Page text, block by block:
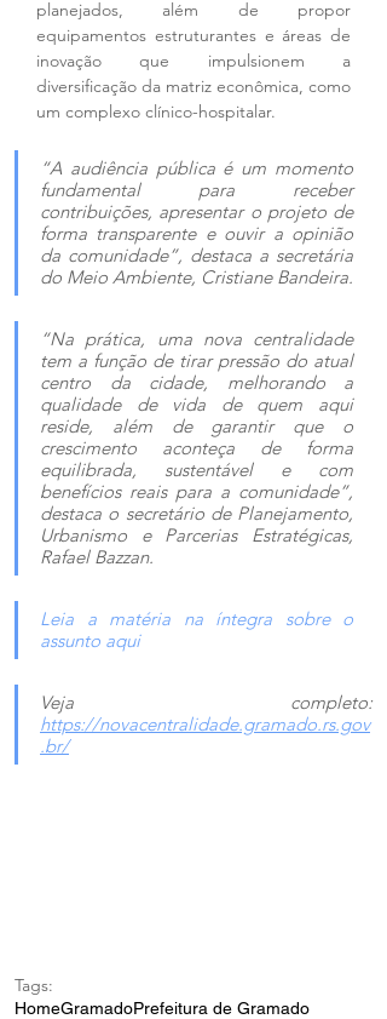
planejados, além de propor
equipamentos estruturantes e áreas de
inovação que impulsionem a
diversificação da matriz econômica, como
um complexo clínico-hospitalar.
“A audiência pública é um momento
fundamental para receber
contribuições, apresentar o projeto de
forma transparente e ouvir a opinião
da comunidade”, destaca a secretária
do Meio Ambiente, Cristiane Bandeira.
“Na prática, uma nova centralidade
tem a função de tirar pressão do atual
centro da cidade, melhorando a
qualidade de vida de quem aqui
reside, além de garantir que o
crescimento aconteça de forma
equilibrada, sustentável e com
benefícios reais para a comunidade”,
destaca o secretário de Planejamento,
Urbanismo e Parcerias Estratégicas,
Rafael Bazzan.
Leia a matéria na íntegra sobre o
assunto aqui
Veja completo:
https://novacentralidade.gramado.rs.gov
.br/
Tags:
HomeGramadoPrefeitura de Gramado